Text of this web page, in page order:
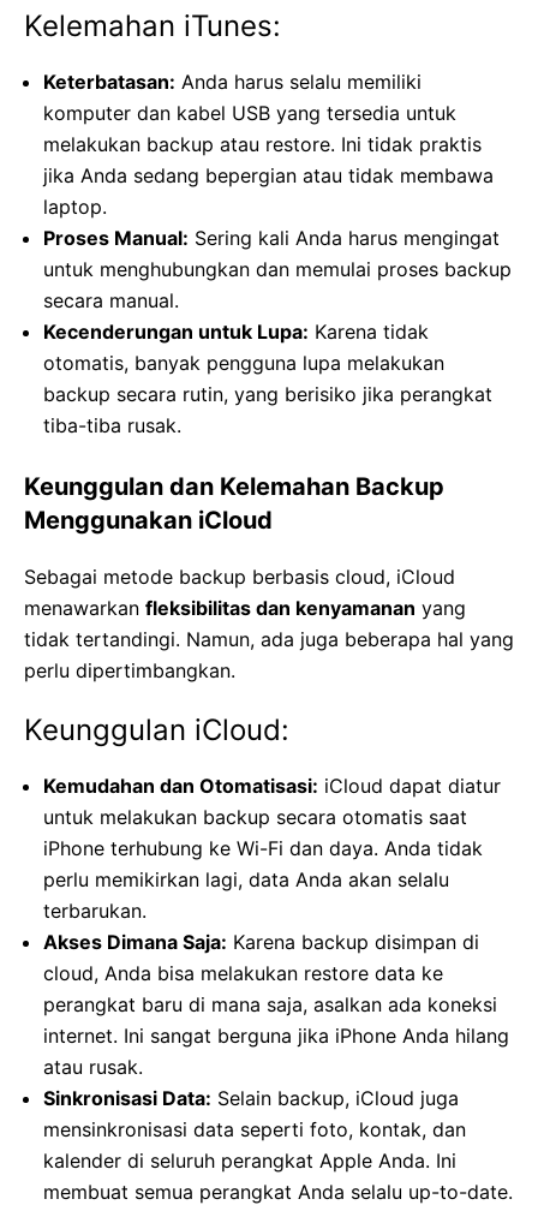
Kelemahan iTunes:
Keterbatasan: Anda harus selalu memiliki
komputer dan kabel USB yang tersedia untuk
melakukan backup atau restore. Ini tidak praktis
jika Anda sedang bepergian atau tidak membawa
laptop.
Proses Manual: Sering kali Anda harus mengingat
untuk menghubungkan dan memulai proses backup
secara manual.
Kecenderungan untuk Lupa: Karena tidak
otomatis, banyak pengguna lupa melakukan
backup secara rutin, yang berisiko jika perangkat
tiba-tiba rusak.
Keunggulan dan Kelemahan Backup
Menggunakan iCloud
Sebagai metode backup berbasis cloud, iCloud
menawarkan fleksibilitas dan kenyamanan yang
tidak tertandingi. Namun, ada juga beberapa hal yang
perlu dipertimbangkan.
Keunggulan iCloud:
Kemudahan dan Otomatisasi: iCloud dapat diatur
untuk melakukan backup secara otomatis saat
iPhone terhubung ke Wi-Fi dan daya. Anda tidak
perlu memikirkan lagi, data Anda akan selalu
terbarukan.
Akses Dimana Saja: Karena backup disimpan di
cloud, Anda bisa melakukan restore data ke
perangkat baru di mana saja, asalkan ada koneksi
internet. Ini sangat berguna jika iPhone Anda hilang
atau rusak.
Sinkronisasi Data: Selain backup, iCloud juga
mensinkronisasi data seperti foto, kontak, dan
kalender di seluruh perangkat Apple Anda. Ini
membuat semua perangkat Anda selalu up-to-date.